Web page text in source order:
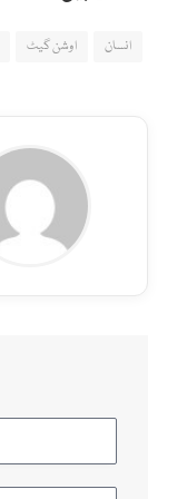
انسان اوشن گیٹ